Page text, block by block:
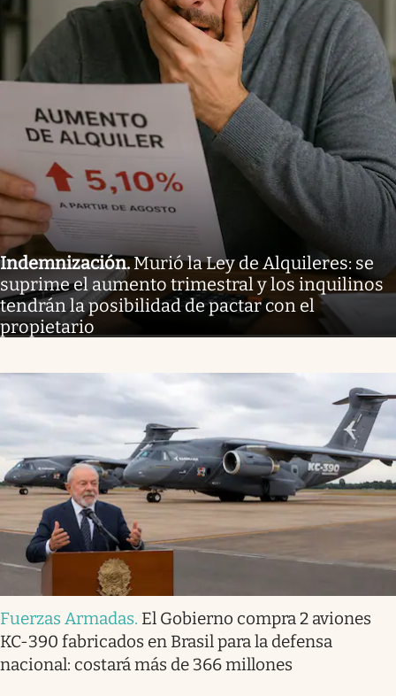
Indemnización.Murió la Ley de Alquileres: se
suprime el aumento trimestral y los inquilinos
tendrán la posibilidad de pactar con el
propietario
Fuerzas Armadas. El Gobierno compra 2 aviones
KC-390 fabricados en Brasil para la defensa
nacional: costará más de 366 millones